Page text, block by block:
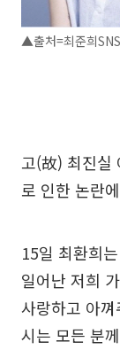
▲출처=최준희
고(故) 최진실
로 인한 논란
15일 최환희
일어난 저희
사랑하고 아
시는 모든 분